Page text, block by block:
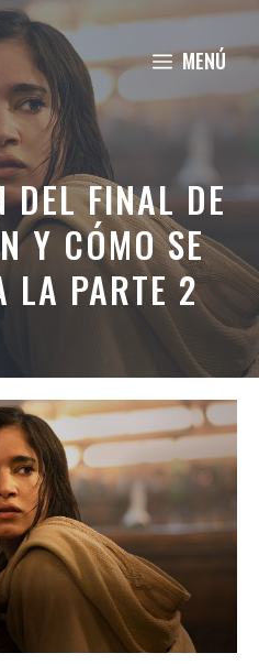
MENÚ
DEL FINAL DE
Y CÓMO SE
LA PARTE 2